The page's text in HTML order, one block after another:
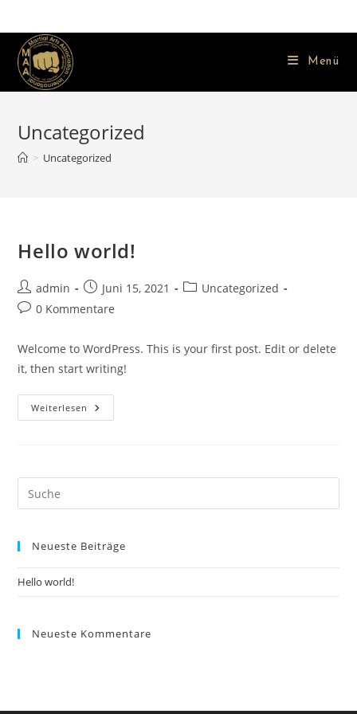
Inhalt
springen
Menü
Uncategorized
> Uncategorized
Hello world!
Beitrags-
Autor:
admin
Beitrag
veröffentlicht:
Juni 15, 2021
Beitrags-
Uncategorized
Beitrags-
0 Kommentare
Welcome to WordPress. This is your first post. Edit or delete
it, then start writing!
Weiterlesen Hello
World!
Neueste Beiträge
Hello world!
Neueste Kommentare